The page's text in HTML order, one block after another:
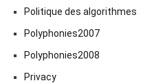
Politique des algorithmes
Polyphonies2007
Polyphonies2008
Privacy